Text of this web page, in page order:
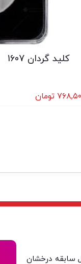
کلید گردان 1607
تومان
ولتا با بیش از ۴۰ سال سابقه درخشان